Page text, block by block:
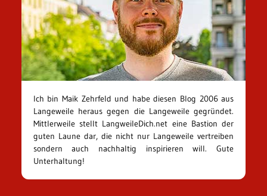
Ich bin Maik Zehrfeld und habe diesen Blog 2006 aus
Langeweile heraus gegen die Langeweile gegründet.
Mittlerweile stellt LangweileDich.net eine Bastion der
guten Laune dar, die nicht nur Langeweile vertreiben
sondern auch nachhaltig inspirieren will. Gute
Unterhaltung!